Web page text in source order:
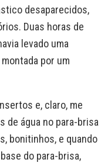
desaparecidos,
Duas horas de
levado uma
por um
e, claro, me
de água no para-brisa
bonitinhos, e quando
do para-brisa,